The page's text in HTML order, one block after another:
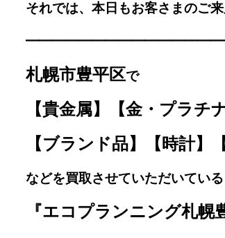
それでは、本日もお客さまのご
━━━━━━━━━━━━━
札幌市豊平区で
【貴金属】【金・プラチ
【ブランド品】【時計】
などを買取させていただいている
『エコプランニング札幌